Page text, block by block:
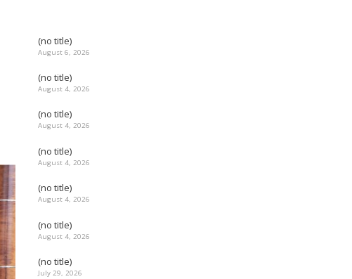
(no title)
August 6, 2026
(no title)
August 4, 2026
(no title)
August 4, 2026
(no title)
August 4, 2026
(no title)
August 4, 2026
(no title)
August 4, 2026
(no title)
July 29, 2026